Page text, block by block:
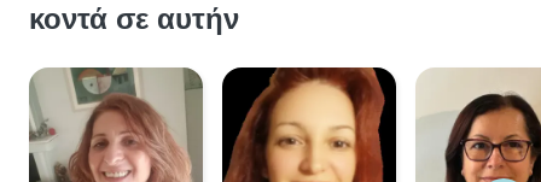
κοντά σε αυτήν